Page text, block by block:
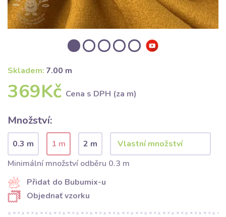
Skladem: 7.00 m
369Kč Cena s DPH (za m)
Množství:
0.3 m 1 m
2 m
Minimální množství odběru 0.3 m
Přidat do Bubumix-u
Objednať vzorku